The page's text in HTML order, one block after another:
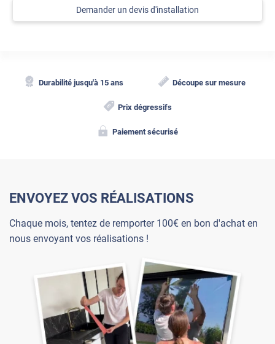
Demander un devis d'installation
Durabilité jusqu'à 15 ans Découpe sur mesure
Prix dégressifs
Paiement sécurisé
ENVOYEZ VOS RÉALISATIONS
Chaque mois, tentez de remporter 100€ en bon d'achat en
nous envoyant vos réalisations !